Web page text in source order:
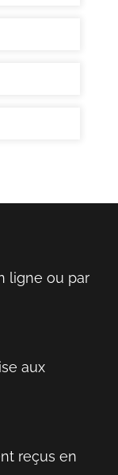
ligne ou par
aux
reçus en